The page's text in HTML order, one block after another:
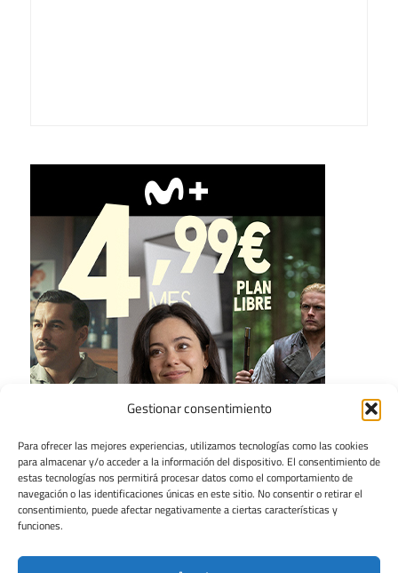
Gestionar consentimiento
Para ofrecer las mejores experiencias, utilizamos tecnologías como las cookies
para almacenar y/o acceder a la información del dispositivo. El consentimiento de
estas tecnologías nos permitirá procesar datos como el comportamiento de
navegación o las identificaciones únicas en este sitio. No consentir o retirar el
consentimiento, puede afectar negativamente a ciertas características y
funciones.